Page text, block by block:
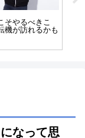
るときがあるら
なって思